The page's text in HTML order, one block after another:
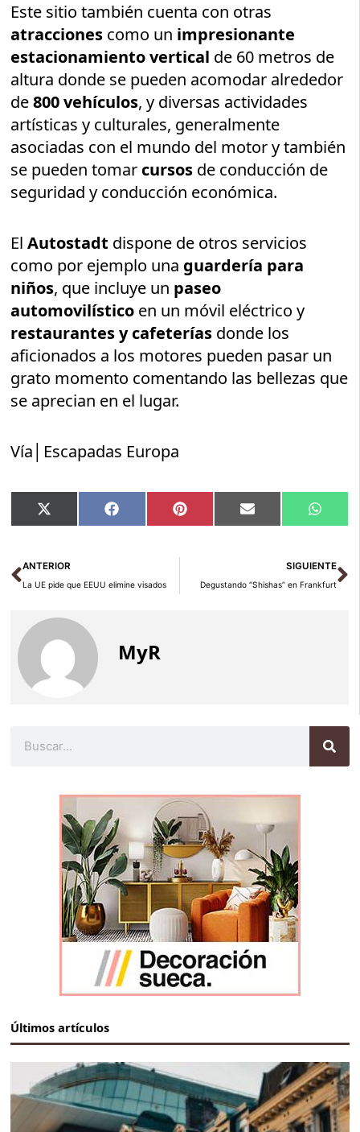
Este sitio también cuenta con otras
atracciones como un impresionante
estacionamiento vertical de 60 metros de
altura donde se pueden acomodar alrededor
de800 vehículos, y diversas actividades
artísticas y culturales, generalmente
asociadas con el mundo del motor y también
se pueden tomar cursos de conducción de
seguridad y conducción económica.
ElAutostadt dispone de otros servicios
como por ejemplo una guardería para
niños, que incluye un paseo
automovilístico en un móvil eléctrico y
restaurantes y cafeterías donde los
aficionados a los motores pueden pasar un
grato momento comentando las bellezas que
se aprecian en el lugar.
Vía│Escapadas Europa
Compartir
en
X
(Twitter)
Compartir
en
Facebook Compartir
en
Pinterest Compartir
en
Email
en
Ant
ANTERIOR
La UE pide que EEUU elimine visados
SIGUIENTE
Degustando “Shishas” en Frankfurt
MyR
Últimos artículos